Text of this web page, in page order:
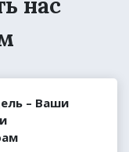
– Ваши